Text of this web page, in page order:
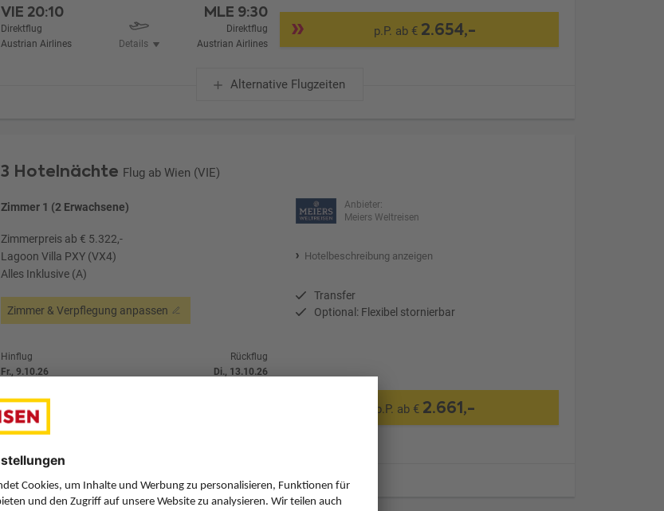
VIE 20:10
Direktflug
Austrian Airlines
Details
MLE 9:30
Direktflug
Austrian Airlines
p.P. ab € 2.654,-
Alternative Flugzeiten
3 Hotelnächte Flug ab Wien (VIE)
Zimmer 1 (2 Erwachsene)
Zimmerpreis ab € 5.322,-
Lagoon Villa PXY (VX4)
Alles Inklusive (A)
Zimmer & Verpflegung anpassen
Anbieter:
Meiers Weltreisen
Hotelbeschreibung anzeigen
Transfer
Optional: Flexibel stornierbar
Hinflug
Fr., 9.10.26
Direktflug
Austrian Airlines
Rückflug
Di., 13.10.26
p.P. ab € 2.661,-